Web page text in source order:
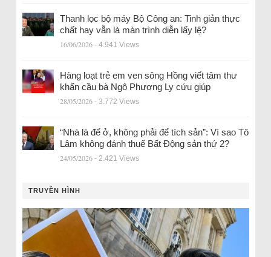
Thanh lọc bộ máy Bộ Công an: Tinh giản thực
chất hay vẫn là màn trình diễn lấy lệ?
16/06/2026 - 4.941 Views
Hàng loạt trẻ em ven sông Hồng viết tâm thư
khẩn cầu bà Ngô Phương Ly cứu giúp
28/05/2026 - 3.772 Views
“Nhà là để ở, không phải để tích sản”: Vì sao Tô
Lâm không đánh thuế Bất Động sản thứ 2?
24/05/2026 - 2.421 Views
TRUYỀN HÌNH